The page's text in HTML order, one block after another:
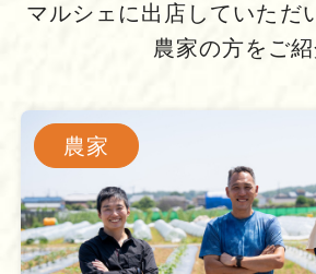
マルシェに出店していただ
農家の方をご
農家